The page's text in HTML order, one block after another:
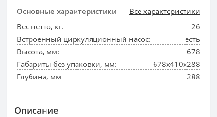
Основные характеристики
Все характеристики
Вес нетто, кг:
26
Встроенный циркуляционный насос:
есть
Высота, мм:
678
Габариты без упаковки, мм:
678x410x288
Глубина, мм:
288
Описание